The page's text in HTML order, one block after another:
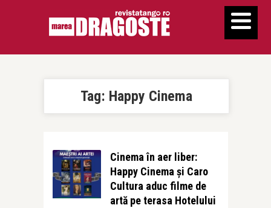
Tag: Happy Cinema
Cinema în aer liber:
Happy Cinema și Caro
Cultura aduc filme de
artă pe terasa Hotelului